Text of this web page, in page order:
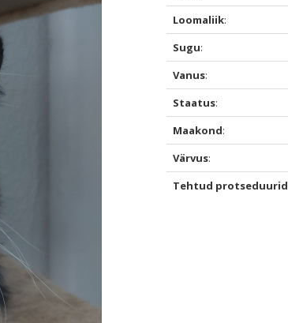
Loomaliik:
Sugu:
Vanus:
Staatus:
Maakond:
Värvus:
Tehtud protseduurid